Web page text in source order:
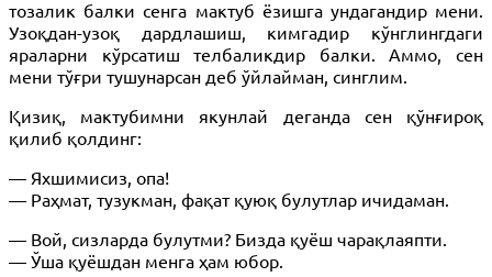
тозалик балки сенга мактуб ёзишга ундагандир мени.
Узоқдан-узоқ дардлашиш, кимгадир кўнглингдаги
яраларни кўрсатиш телбаликдир балки. Аммо, сен
мени тўғри тушунарсан деб ўйлайман, синглим.
Қизиқ, мактубимни якунлай деганда сен қўнғироқ
қилиб қолдинг:
— Яхшимисиз, опа!
— Раҳмат, тузукман, фақат қуюқ булутлар ичидаман.
— Вой, сизларда булутми? Бизда қуёш чарақлаяпти.
— Ўша қуёшдан менга ҳам юбор.